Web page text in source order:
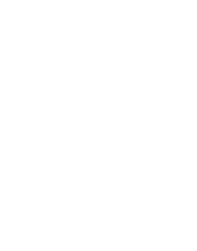
zu den Rückgabe-Richtlinien
Infos hier! Öffnet sich in
alle Infos hier!